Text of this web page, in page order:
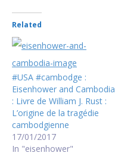
Related
#USA #cambodge :
Eisenhower and Cambodia
: Livre de William J. Rust :
L’origine de la tragédie
cambodgienne
17/01/2017
In "eisenhower"